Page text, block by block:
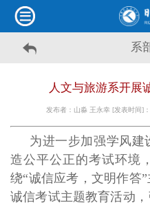
系
人文与旅游系开展
发布者：山淼 王永幸 [发表时间]
为进一步加强学风建
造公平公正的考试环境
绕“诚信应考，文明作答
诚信考试主题教育活动